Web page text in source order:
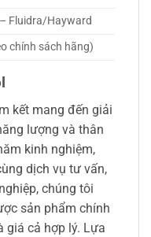
Fluidra/Hayward
chính sách hãng)
kết mang đến giải
lượng và thân
kinh nghiệm,
dịch vụ tư vấn,
chúng tôi
sản phẩm chính
giá cả hợp lý. Lựa